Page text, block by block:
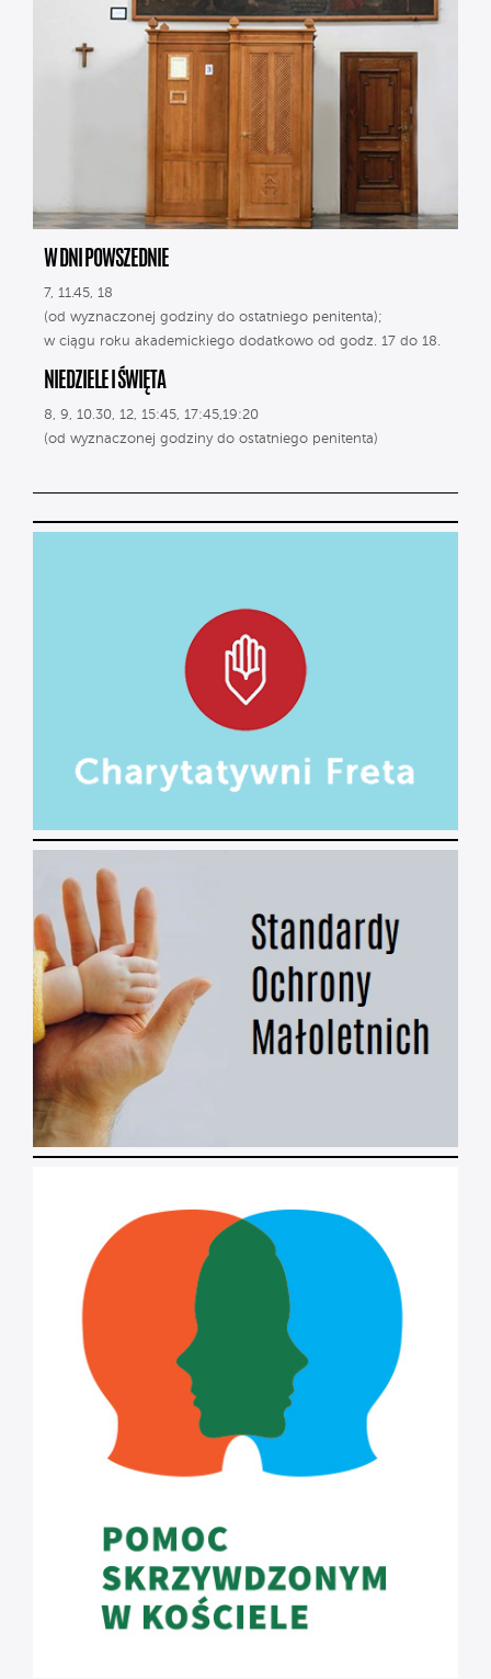
W DNI POWSZEDNIE
7, 11.45, 18
(od wyznaczonej godziny do ostatniego penitenta);
w ciągu roku akademickiego dodatkowo od godz. 17 do 18.
NIEDZIELE I ŚWIĘTA
8, 9, 10.30, 12, 15:45, 17:45,19:20
(od wyznaczonej godziny do ostatniego penitenta)